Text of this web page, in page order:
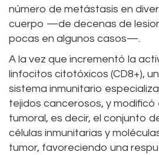
número de metástasis en
cuerpo —de decenas de
pocas en algunos casos—.
A la vez que incrementó la
linfocitos citotóxicos (CD8+),
sistema inmunitario
tejidos cancerosos, y modificó
tumoral, es decir, el conjunto
células inmunitarias y
tumor, favoreciendo una